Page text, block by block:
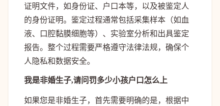
证明文件，如身份证、户口本等，以及被鉴定人
的身份证明。鉴定过程通常包括采集样本（如血
液、口腔黏膜细胞等）、实验室分析和出具鉴定
报告。整个过程需要严格遵守法律法规，确保个
人隐私和数据安全。
我是非婚生子,请问罚多少小孩户口怎么上
如果您是非婚生子，首先需要明确的是，根据中